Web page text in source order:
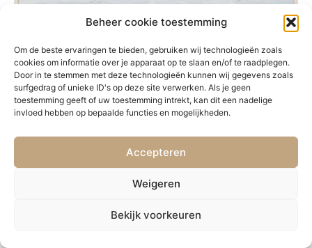
Beheer cookie toestemming
Om de beste ervaringen te bieden, gebruiken wij technologieën zoals
cookies om informatie over je apparaat op te slaan en/of te raadplegen.
Door in te stemmen met deze technologieën kunnen wij gegevens zoals
surfgedrag of unieke ID's op deze site verwerken. Als je geen
toestemming geeft of uw toestemming intrekt, kan dit een nadelige
invloed hebben op bepaalde functies en mogelijkheden.
Accepteren
Weigeren
Bekijk voorkeuren
34. Straat in Le Havre 36. Boulevard des Capucines